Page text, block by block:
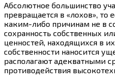
Абсолютное большинство
превращается в «лохов», то
каким-либо причинам не в
сохранность собственных
ценностей, находящихся в
собственности наносится
располагают адекватными
противодействия